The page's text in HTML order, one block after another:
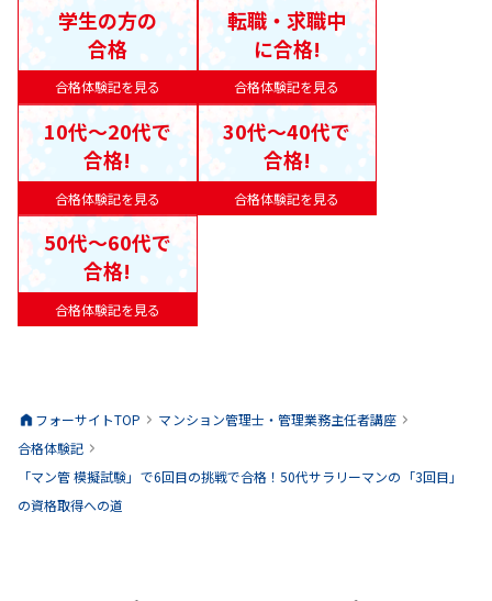
合格体験記を見る
学生の方の
合格
合格体験記を見る
転職・求職中
に合格!
合格体験記を見る
10代〜20代で
合格!
合格体験記を見る
30代〜40代で
合格!
合格体験記を見る
50代〜60代で
合格!
フォーサイトTOP マンション管理士・管理業務主任者講座
合格体験記
「マン管 模擬試験」で6回目の挑戦で合格！50代サラリーマンの「3回目」
の資格取得への道